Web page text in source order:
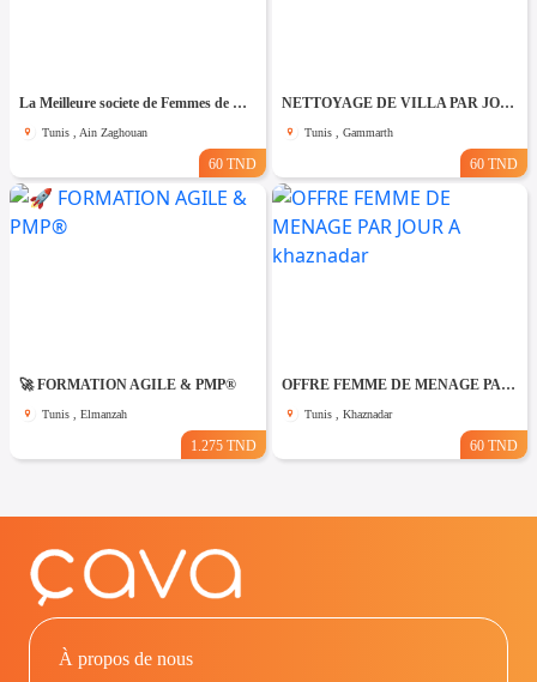
La Meilleure societe de Femmes de Ménage A Ain zaghouane
Tunis , Ain Zaghouan
60 TND
NETTOYAGE DE VILLA PAR JOUR A Gammarth
Tunis , Gammarth
60 TND
🚀 FORMATION AGILE & PMP®
Tunis , Elmanzah
1.275 TND
OFFRE FEMME DE MENAGE PAR JOUR A khaznadar
Tunis , Khaznadar
60 TND
À propos de nous